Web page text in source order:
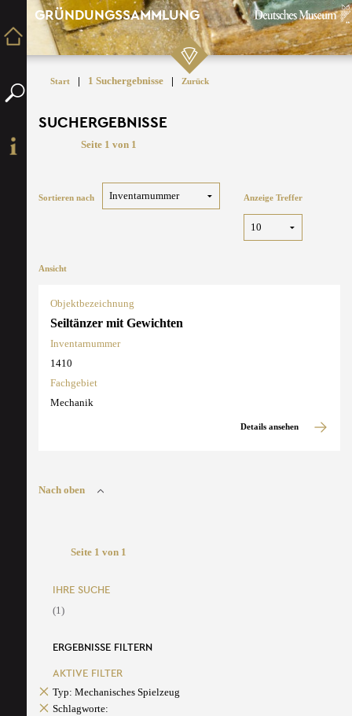
GRÜNDUNGSSAMMLUNG
Start | 1 Suchergebnisse | Zurück
SUCHERGEBNISSE
Seite 1 von 1
Sortieren nach Anzeige Treffer
Ansicht
Objektbezeichnung
Seiltänzer mit Gewichten
Inventarnummer
1410
Fachgebiet
Mechanik
Details ansehen
Nach oben
Seite 1 von 1
IHRE SUCHE
(1)
ERGEBNISSE FILTERN
AKTIVE FILTER
Typ: Mechanisches Spielzeug
Schlagworte: